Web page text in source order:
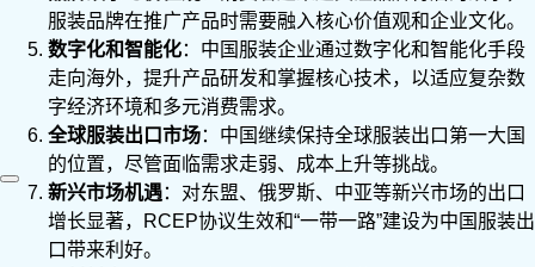
服装品牌在推广产品时需要融入核心价值观和企业文化。
数字化和智能化：中国服装企业通过数字化和智能化手段
走向海外，提升产品研发和掌握核心技术，以适应复杂数
字经济环境和多元消费需求。
全球服装出口市场：中国继续保持全球服装出口第一大国
的位置，尽管面临需求走弱、成本上升等挑战。
新兴市场机遇：对东盟、俄罗斯、中亚等新兴市场的出口
增长显著，RCEP协议生效和“一带一路”建设为中国服装出
口带来利好。